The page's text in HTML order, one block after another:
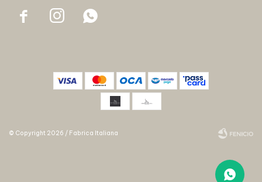
  
© Copyright 2026 / Fabrica Italiana